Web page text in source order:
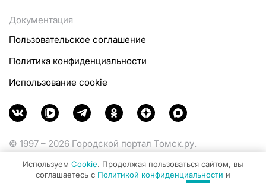
Документация
Пользовательское соглашение
Политика конфиденциальности
Использование cookie
© 1997 – 2026 Городской портал Томск.ру.
Министерства цифрового развития, связи и массовых
Используем Cookie. Продолжая пользоваться сайтом, вы
соглашаетесь с Политикой конфиденциальности и